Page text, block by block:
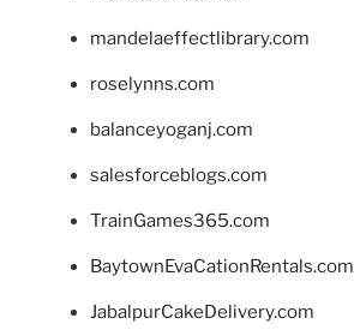
mandelaeffectlibrary.com
roselynns.com
balanceyoganj.com
salesforceblogs.com
TrainGames365.com
BaytownEvaCationRentals.com
JabalpurCakeDelivery.com